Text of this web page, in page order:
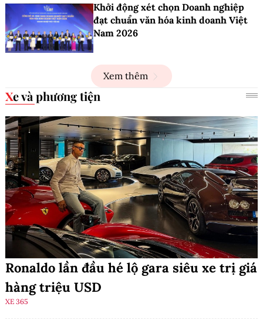
Khởi động xét chọn Doanh nghiệp
đạt chuẩn văn hóa kinh doanh Việt
Nam 2026
Xem thêm
Xe và phương tiện
Ronaldo lần đầu hé lộ gara siêu xe trị giá
hàng triệu USD
XE 365